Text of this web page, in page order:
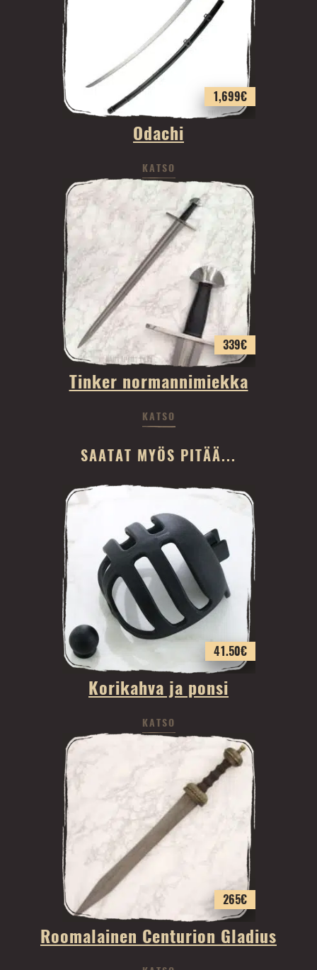
1,699€
Odachi
KATSO
339€
Tinker normannimiekka
KATSO
SAATAT MYÖS PITÄÄ...
41.50€
Korikahva ja ponsi
KATSO
265€
Roomalainen Centurion Gladius